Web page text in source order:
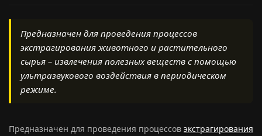
Предназначен для проведения процессов
экстрагирования животного и растительного
сырья – извлечения полезных веществ с помощью
ультразвукового воздействия в периодическом
режиме.
Предназначен для проведения процессов экстрагирования